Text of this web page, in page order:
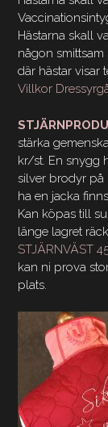
Hästarna skall
någon
där hästar visar
Villkor
stärka
kr/st. En snygg
silver brodyr på
ha en jacka
Kan köpas till
länge lagret
STJÄRNVÄST
kan ni prova
plats.